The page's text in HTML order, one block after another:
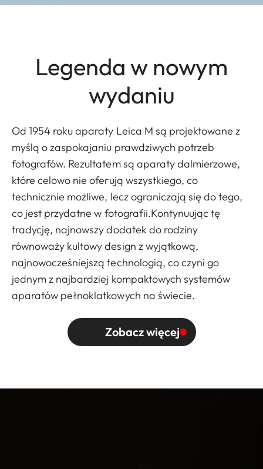
Legenda w nowym
wydaniu
Od 1954 roku aparaty Leica M są projektowane z
myślą o zaspokajaniu prawdziwych potrzeb
fotografów. Rezultatem są aparaty dalmierzowe,
które celowo nie oferują wszystkiego, co
technicznie możliwe, lecz ograniczają się do tego,
co jest przydatne w fotografii.Kontynuując tę
tradycję, najnowszy dodatek do rodziny
równoważy kultowy design z wyjątkową,
najnowocześniejszą technologią, co czyni go
jednym z najbardziej kompaktowych systemów
aparatów pełnoklatkowych na świecie.
Zobacz więcej